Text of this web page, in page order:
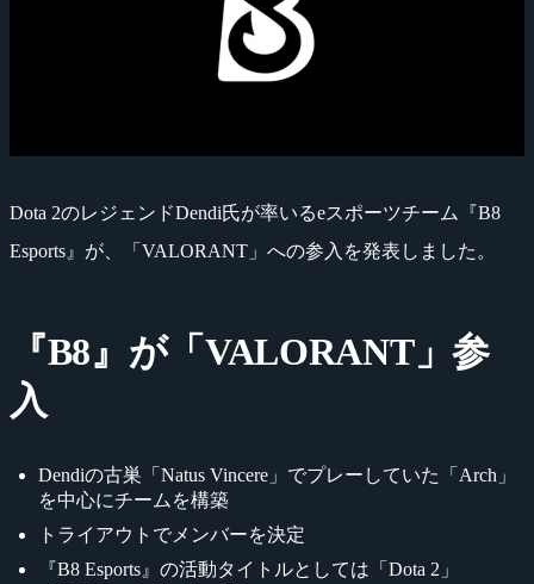
Dota 2のレジェンドDendi氏が率いるeスポーツチーム『B8
Esports』が、「VALORANT」への参入を発表しました。
『B8』が「VALORANT」参
入
Dendiの古巣「Natus Vincere」でプレーしていた「Arch」
を中心にチームを構築
トライアウトでメンバーを決定
『B8 Esports』の活動タイトルとしては「Dota 2」